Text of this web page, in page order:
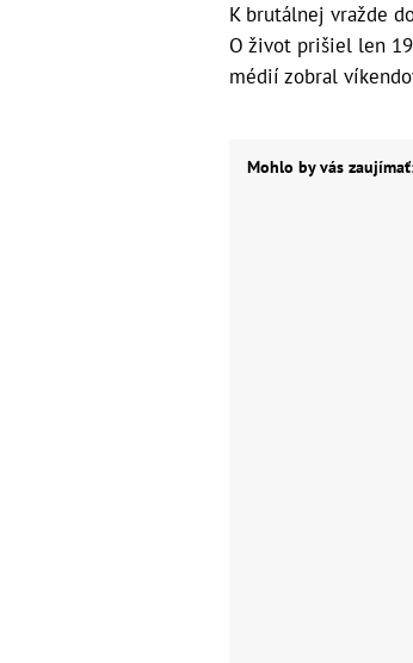
K brutálnej vražde
O život prišiel len
médií zobral
Mohlo by vás